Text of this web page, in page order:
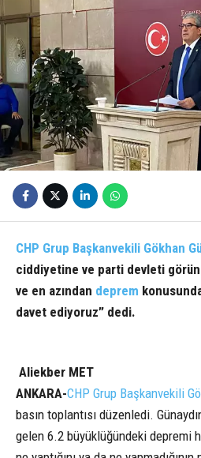
CHP Grup Başkanvekili Gökhan
ciddiyetine ve parti devleti
ve en azından deprem
davet ediyoruz” dedi.
Aliekber MET
ANKARA-CHP Grup Başkanvekili
basın toplantısı düzenledi.
gelen 6.2 büyüklüğündeki depremi